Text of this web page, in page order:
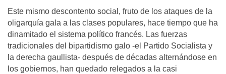
Este mismo descontento social, fruto de los ataques de la
oligarquía gala a las clases populares, hace tiempo que ha
dinamitado el sistema político francés. Las fuerzas
tradicionales del bipartidismo galo -el Partido Socialista y
la derecha gaullista- después de décadas alternándose en
los gobiernos, han quedado relegados a la casi